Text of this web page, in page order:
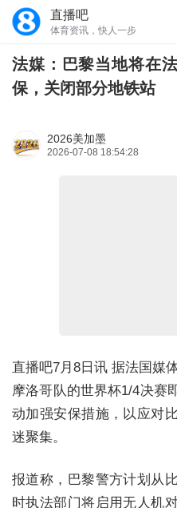
直播吧
体育资讯，快人一步
法媒：巴黎当地将在
保，关闭部分地铁站
2026美加墨
2026-07-08 18:54:28
直播吧7月8日讯 据法国媒
摩洛哥队的世界杯1/4决赛
动加强安保措施，以应对
迷聚集。
报道称，巴黎警方计划从
时执法部门将启用无人机